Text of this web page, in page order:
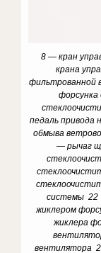
8 — кран
крана
фильтрованной
педаль
обмыва
— рычаг
системы 22
жиклером
жиклера
вентилятора